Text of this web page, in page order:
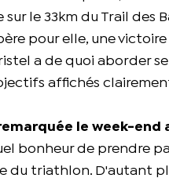
sur le 33km du Trail des
pour elle, une
a de quoi aborder
affichés
le week-end
bonheur de prendre
du triathlon. D'autant